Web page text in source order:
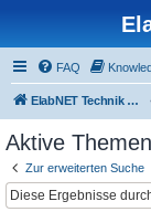
FAQ
ElabNET Technik Forum
Aktive Themen
Zur erweiterten Suche